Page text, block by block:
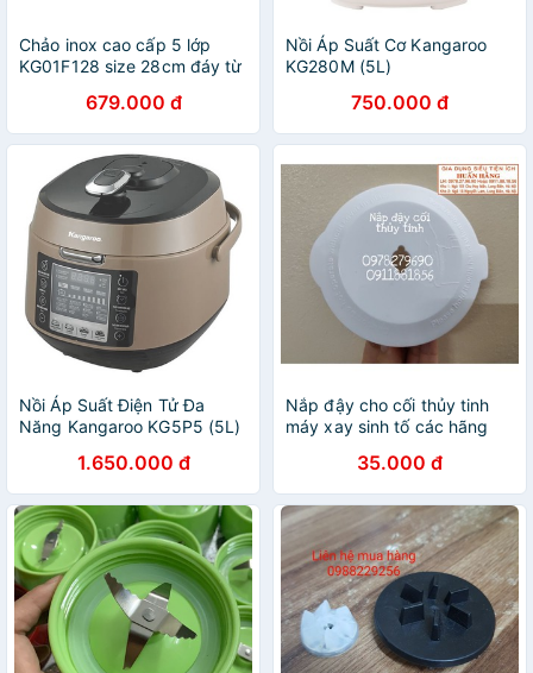
Chảo inox cao cấp 5 lớp
KG01F128 size 28cm đáy từ
679.000 đ
Nồi Áp Suất Cơ Kangaroo
KG280M (5L)
750.000 đ
Nồi Áp Suất Điện Tử Đa
Năng Kangaroo KG5P5 (5L)
1.650.000 đ
Nắp đậy cho cối thủy tinh
máy xay sinh tố các hãng
35.000 đ